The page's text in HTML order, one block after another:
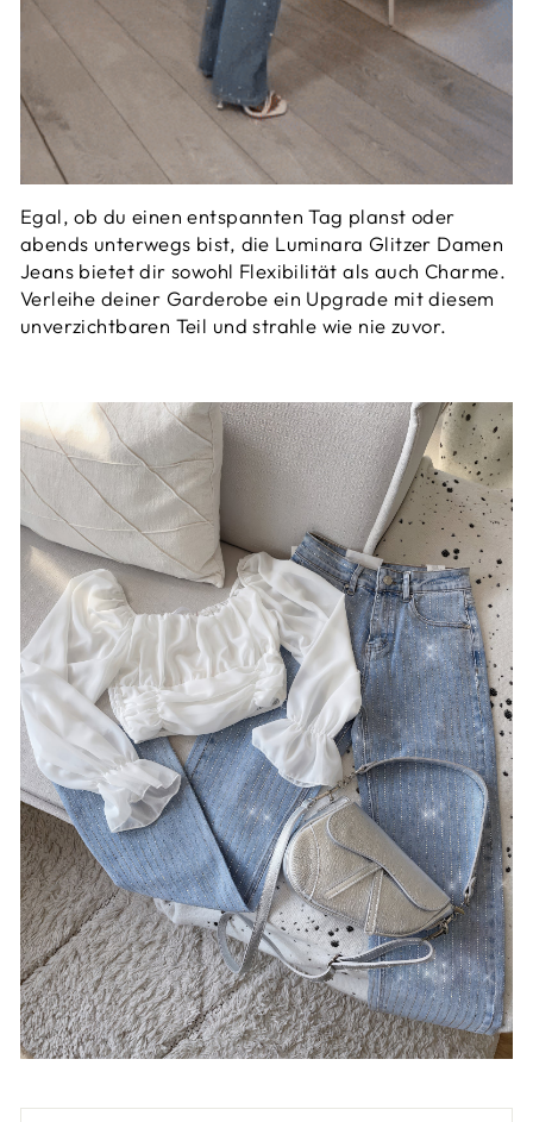
Egal, ob du einen entspannten Tag planst oder
abends unterwegs bist, die Luminara Glitzer Damen
Jeans bietet dir sowohl Flexibilität als auch Charme.
Verleihe deiner Garderobe ein Upgrade mit diesem
unverzichtbaren Teil und strahle wie nie zuvor.